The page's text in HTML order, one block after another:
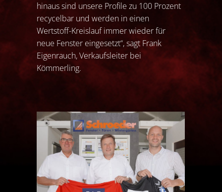
hinaus sind unsere Profile zu 100 Prozent
recycelbar und werden in einen
Wertstoff-Kreislauf immer wieder für
neue Fenster eingesetzt“, sagt Frank
Eigenrauch, Verkaufsleiter bei
Kömmerling.